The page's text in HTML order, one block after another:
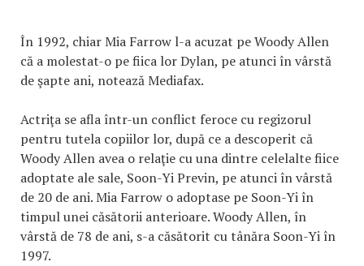
În 1992, chiar Mia Farrow l-a acuzat pe Woody Allen
că a molestat-o pe fiica lor Dylan, pe atunci în vârstă
de şapte ani, notează Mediafax.
Actriţa se afla într-un conflict feroce cu regizorul
pentru tutela copiilor lor, după ce a descoperit că
Woody Allen avea o relaţie cu una dintre celelalte fiice
adoptate ale sale, Soon-Yi Previn, pe atunci în vârstă
de 20 de ani. Mia Farrow o adoptase pe Soon-Yi în
timpul unei căsătorii anterioare. Woody Allen, în
vârstă de 78 de ani, s-a căsătorit cu tânăra Soon-Yi în
1997.